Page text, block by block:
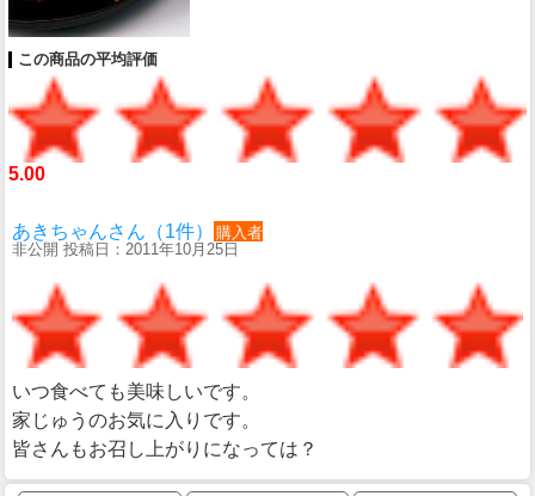
この商品の平均評価
5.00
あきちゃんさん（1件）
購入者
非公開 投稿日：2011年10月25日
いつ食べても美味しいです。
家じゅうのお気に入りです。
皆さんもお召し上がりになっては？